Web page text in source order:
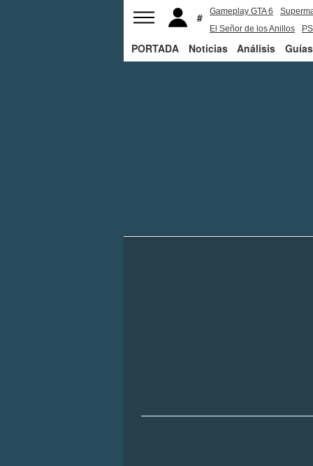
Gameplay GTA 6
El Señor de los Anillos
PORTADA Noticias Análisis Guías